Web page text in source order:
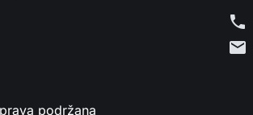
phone
mail
podržana